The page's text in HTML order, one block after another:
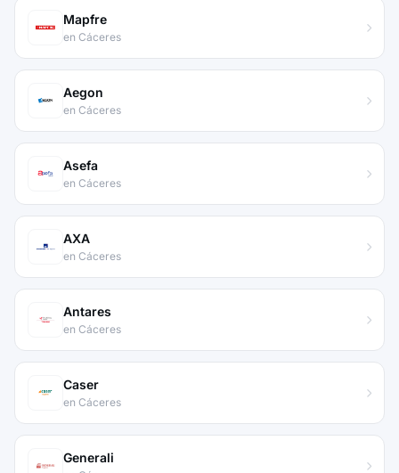
Mapfre
en Cáceres
Aegon
en Cáceres
Asefa
en Cáceres
AXA
en Cáceres
Antares
en Cáceres
Caser
en Cáceres
Generali